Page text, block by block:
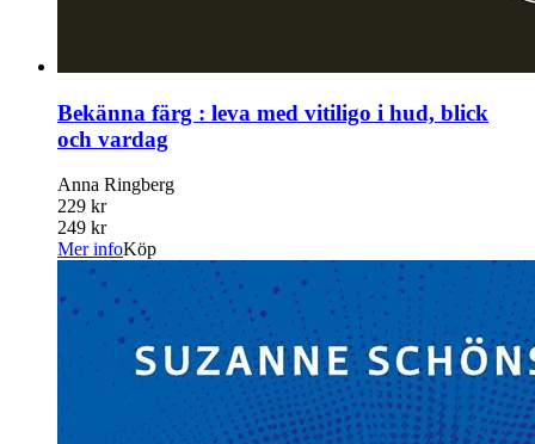
Bekänna färg : leva med vitiligo i hud, blick
och vardag
Anna Ringberg
229 kr
249 kr
Mer infoKöp